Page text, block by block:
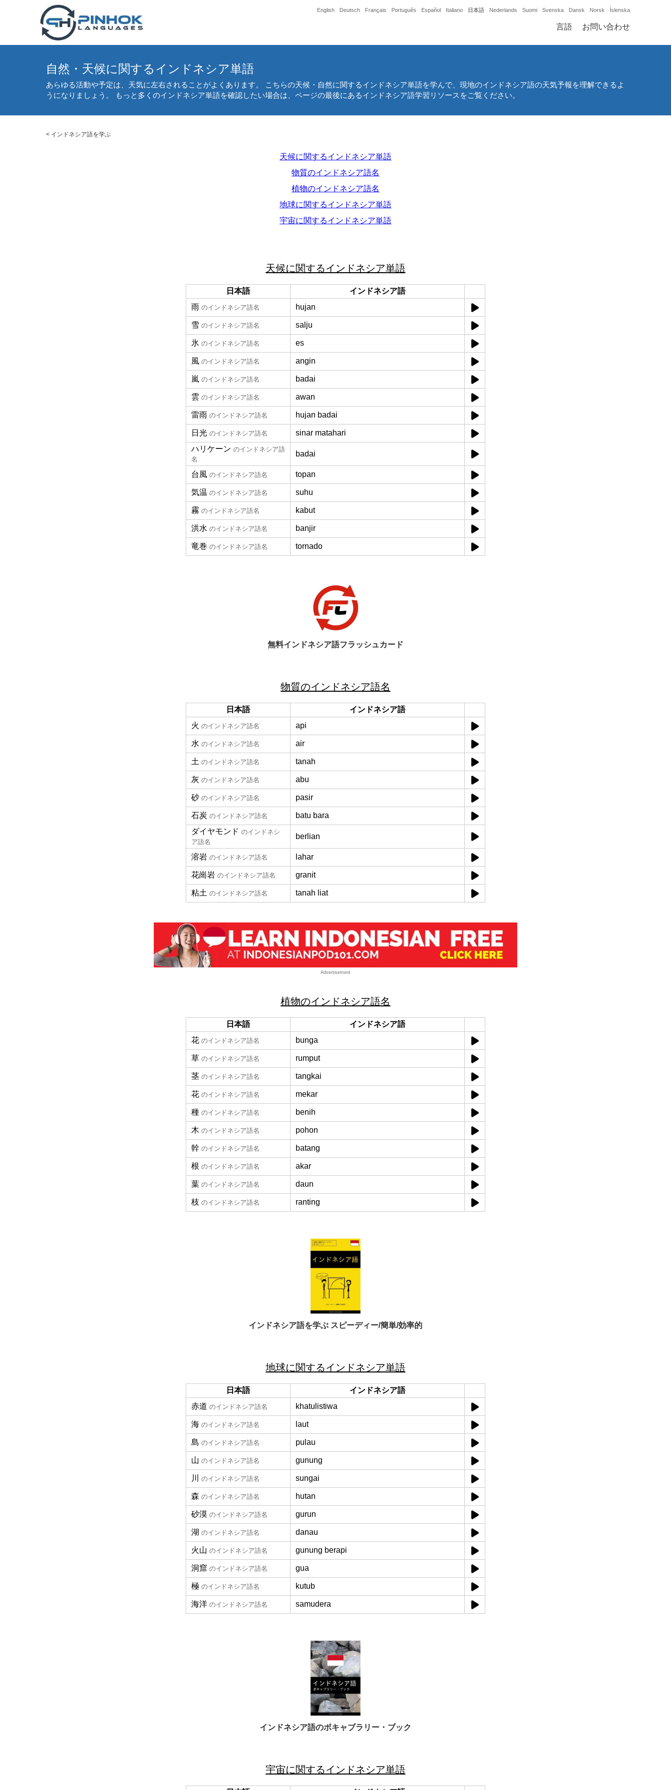
English Deutsch Français Português Español Italiano 日本語 Nederlands Suomi Svenska Dansk Norsk Íslenska
言語 お問い合わせ
自然・天候に関するインドネシア単語
あらゆる活動や予定は、天気に左右されることがよくあります。 こちらの天候・自然に関するインドネシア単語を学んで、現地のインドネシア語の天気予報を理解できるよ
うになりましょう。 もっと多くのインドネシア単語を確認したい場合は、ページの最後にあるインドネシア語学習リソースをご覧ください。
< インドネシア語を学ぶ
天候に関するインドネシア単語
物質のインドネシア語名
植物のインドネシア語名
地球に関するインドネシア単語
宇宙に関するインドネシア単語
天候に関するインドネシア単語
日本語
インドネシア語
雨 のインドネシア語名 hujan
雪 のインドネシア語名 salju
氷 のインドネシア語名 es
風 のインドネシア語名 angin
嵐 のインドネシア語名 badai
雲 のインドネシア語名 awan
雷雨 のインドネシア語名 hujan badai
日光 のインドネシア語名
sinar matahari
ハリケーン のインドネシア語
名
badai
台風 のインドネシア語名 topan
気温 のインドネシア語名 suhu
霧 のインドネシア語名 kabut
洪水 のインドネシア語名 banjir
竜巻 のインドネシア語名 tornado
無料インドネシア語フラッシュカード
物質のインドネシア語名
日本語
インドネシア語
火 のインドネシア語名 api
水 のインドネシア語名 air
土 のインドネシア語名 tanah
灰 のインドネシア語名 abu
砂 のインドネシア語名 pasir
石炭 のインドネシア語名
batu bara
ダイヤモンド のインドネシ
ア語名
berlian
溶岩 のインドネシア語名 lahar
花崗岩 のインドネシア語名 granit
粘土 のインドネシア語名 tanah liat
Advertisement
植物のインドネシア語名
日本語
インドネシア語
花 のインドネシア語名 bunga
草 のインドネシア語名 rumput
茎 のインドネシア語名 tangkai
花 のインドネシア語名 mekar
種 のインドネシア語名 benih
木 のインドネシア語名 pohon
幹 のインドネシア語名 batang
根 のインドネシア語名 akar
葉 のインドネシア語名 daun
枝 のインドネシア語名 ranting
インドネシア語を学ぶ スピーディー/簡単/効率的
地球に関するインドネシア単語
日本語
インドネシア語
赤道 のインドネシア語名 khatulistiwa
海 のインドネシア語名 laut
島 のインドネシア語名 pulau
山 のインドネシア語名 gunung
川 のインドネシア語名 sungai
森 のインドネシア語名 hutan
砂漠 のインドネシア語名 gurun
湖 のインドネシア語名 danau
火山 のインドネシア語名 gunung berapi
洞窟 のインドネシア語名 gua
極 のインドネシア語名 kutub
海洋 のインドネシア語名 samudera
インドネシア語のボキャブラリー・ブック
宇宙に関するインドネシア単語